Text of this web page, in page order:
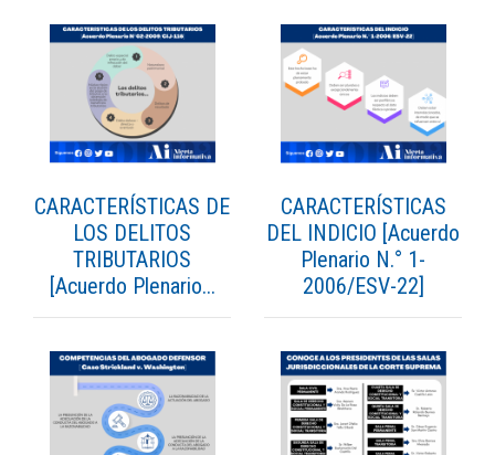
CARACTERÍSTICAS DE
LOS DELITOS
TRIBUTARIOS
[Acuerdo Plenario...
CARACTERÍSTICAS
DEL INDICIO [Acuerdo
Plenario N.° 1-
2006/ESV-22]